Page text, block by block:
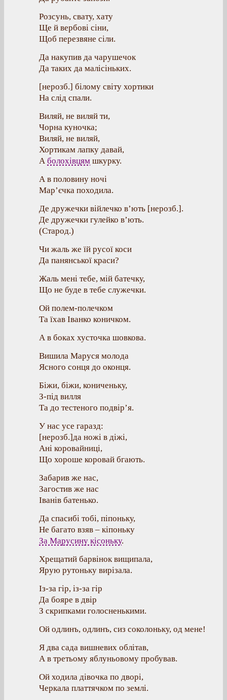
Розсунь, свату, хату
Ще й вербові сіни,
Щоб перезвяне сіли.
Да накупив да чарушечок
Да таких да малісіньких.
[нерозб.] білому світу хортики
На слід спали.
Виляй, не виляй ти,
Чорна куночка;
Виляй, не виляй,
Хортикам лапку давай,
А болохівцям шкурку.
А в половину ночі
Мар’єчка походила.
Де дружечки війлечко в’ють [нерозб.].
Де дружечки гулейко в’ють.
(Старод.)
Чи жаль же їй русої коси
Да панянської краси?
Жаль мені тебе, мій батечку,
Що не буде в тебе служечки.
Ой полем-полечком
Та їхав Іванко коничком.
А в боках хусточка шовкова.
Вишила Маруся молода
Ясного сонця до оконця.
Біжи, біжи, кониченьку,
З-під вилля
Та до тестеного подвір’я.
У нас усе гаразд:
[нерозб.]да ножі в діжі,
Ані коровайниці,
Що хороше коровай бгають.
Забарив же нас,
Загостив же нас
Іванів батенько.
Да спасибі тобі, піпоньку,
Не багато взяв – кіпоньку
За Марусину кісоньку.
Хрещатий барвінок вищипала,
Ярую рутоньку вирізала.
Із-за гір, із-за гір
Да бояре в двір
З скрипками голосненькими.
Ой одлинъ, одлинъ, сиз соколоньку, од мене!
Я два сада вишневих облітав,
А в третьому яблуньовому пробував.
Ой ходила дівочка по дворі,
Черкала платтячком по землі.